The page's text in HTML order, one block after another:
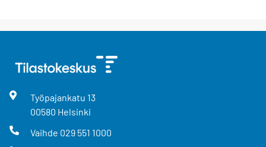
Työpajankatu 13
00580 Helsinki
Vaihde 029 551 1000